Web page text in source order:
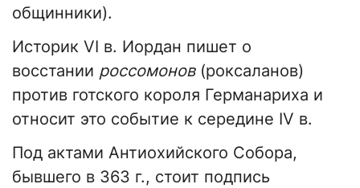
общинники).
Историк VI в. Иордан пишет о
восстании россомонов(роксаланов)
против готского короля Германариха и
относит это событие к середине IV в.
Под актами Антиохийского Собора,
бывшего в 363 г., стоит подпись